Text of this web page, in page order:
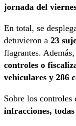
jornada del
En total, se
detuvieron a 23
flagrantes.
controles o
vehiculares y 286
Sobre los controles
infracciones,